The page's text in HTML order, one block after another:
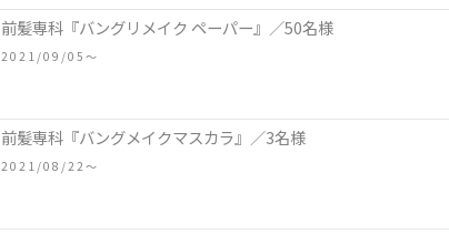
前髪専科『バングリメイク ペーパー』／50名様
2021/09/05〜
前髪専科『バングメイクマスカラ』／3名様
2021/08/22〜